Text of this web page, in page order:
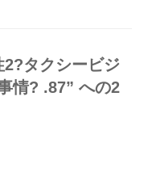
タクシービジ
情? .87” への2